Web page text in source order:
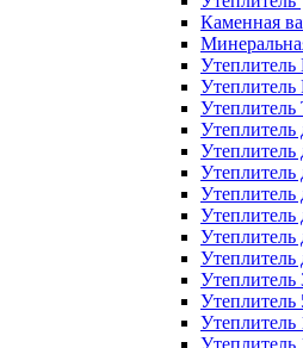
Каменная
Утеплитель
Утеплитель
Утеплитель
Утеплитель
Утеплитель
Утеплитель
Утеплитель
Утеплитель
Утеплитель